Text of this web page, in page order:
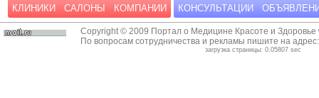
КЛИНИКИ САЛОНЫ КОМПАНИИ КОНСУЛЬТАЦИИ
Copyright © 2009 Портал о Медицине Красоте и Здоровье
По вопросам сотрудничества и рекламы пишите на
загрузка страницы: 0.05807 sec